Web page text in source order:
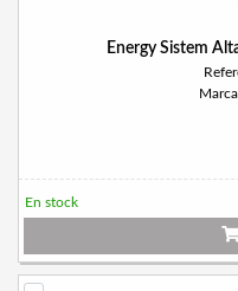
Energy Sistem
En stock